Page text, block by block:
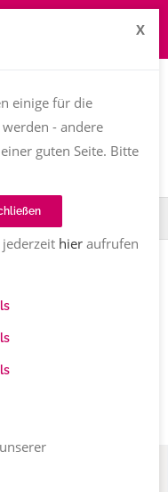
Deutschland
X
einige für die
- andere
guten Seite. Bitte
hieraufrufen